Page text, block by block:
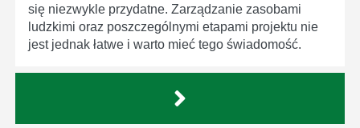
się niezwykle przydatne. Zarządzanie zasobami
ludzkimi oraz poszczególnymi etapami projektu nie
jest jednak łatwe i warto mieć tego świadomość.